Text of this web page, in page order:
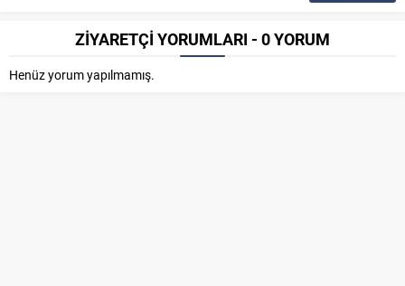
ZİYARETÇİ YORUMLARI - 0 YORUM
Henüz yorum yapılmamış.